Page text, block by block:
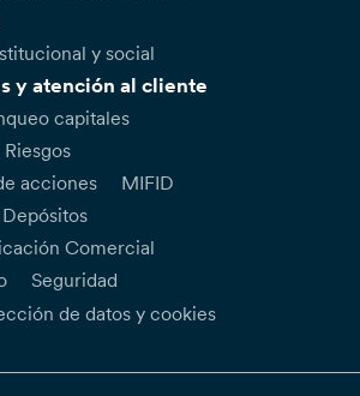
y social
y atención al cliente
capitales
acciones
MIFID
Comercial
Seguridad
de datos y cookies